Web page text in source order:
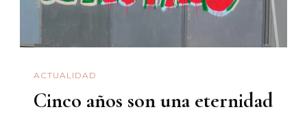
ACTUALIDAD
Cinco años son una eternidad